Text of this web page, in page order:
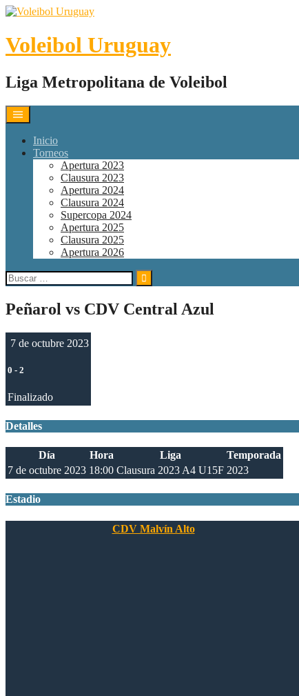
Skip
content
Voleibol Uruguay
Liga Metropolitana de Voleibol
Inicio
Torneos
Apertura 2023
Clausura 2023
Apertura 2024
Clausura 2024
Supercopa 2024
Apertura 2025
Clausura 2025
Apertura 2026
Buscar:
Peñarol vs CDV Central Azul
7 de octubre 2023
0 - 2
Finalizado
Detalles
Día Hora Liga
Temporada
7 de octubre 2023 18:00 Clausura 2023 A4 U15F 2023
Estadio
CDV Malvín Alto